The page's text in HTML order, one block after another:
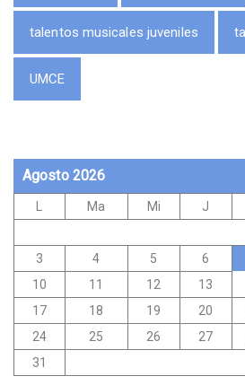
talentos musicales juveniles
UMCE
Agosto 2026
Ma Mi J
3
4 5 6
10
11 12 13
17
18 19 20
24
25 26 27
31